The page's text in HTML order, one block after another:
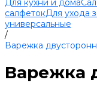
Для кухни и дома
салфетокДля ухода
универсальные
/
Варежка
Варежка